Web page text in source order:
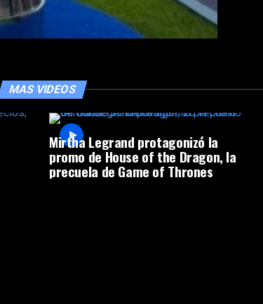
MAS VIDEOS
Mirtha Legrand protagonizó la
promo de House of the Dragon, la
precuela de Game of Thrones